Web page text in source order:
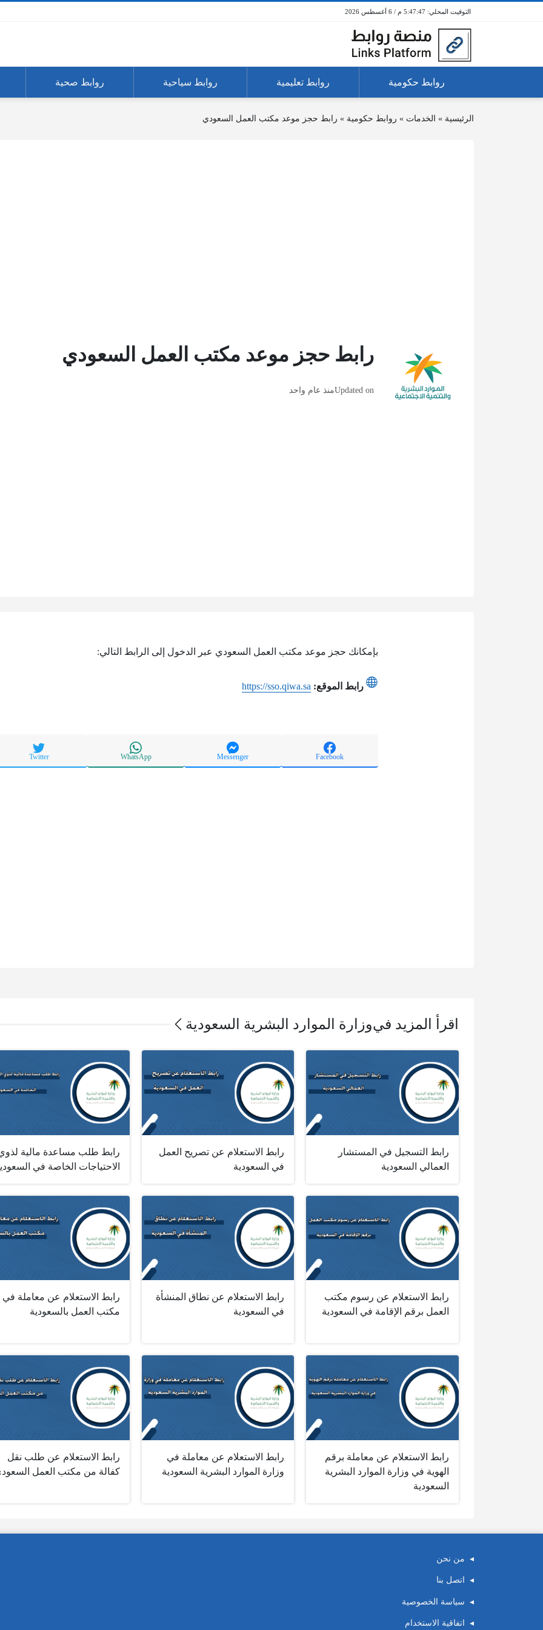
5:47:47 م / 6 أغسطس 2026
روابط حكومية روابط تعليمية روابط سياحية روابط صحية
الرئيسية » الخدمات » روابط حكومية » رابط حجز موعد مكتب العمل السعودي
رابط حجز موعد مكتب العمل السعودي
Updated onمنذ عام واحد
بإمكانك حجز موعد مكتب العمل السعودي عبر الدخول إلى الرابط التالي:
رابط الموقع: https://sso.qiwa.sa
Facebook
Messenger
WhatsApp
Twitter
اقرأ المزيد فيوزارة الموارد البشرية السعودية
رابط التسجيل في المستشار
العمالي السعودية
رابط الاستعلام عن تصريح العمل
في السعودية
رابط طلب مساعدة مالية
الاحتياجات الخاصة في
رابط الاستعلام عن رسوم مكتب
العمل برقم الإقامة في السعودية
رابط الاستعلام عن نطاق المنشأة
في السعودية
رابط الاستعلام عن معاملة في
مكتب العمل بالسعودية
رابط الاستعلام عن معاملة برقم
الهوية في وزارة الموارد البشرية
السعودية
رابط الاستعلام عن معاملة في
وزارة الموارد البشرية السعودية
رابط الاستعلام عن طلب نقل
كفالة من مكتب العمل
من نحن
اتصل بنا
سياسة الخصوصية
اتفاقية الاستخدام